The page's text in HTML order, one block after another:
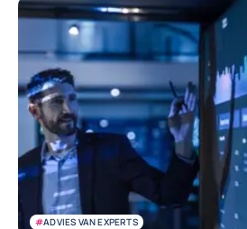
#ADVIES VAN EXPERTS